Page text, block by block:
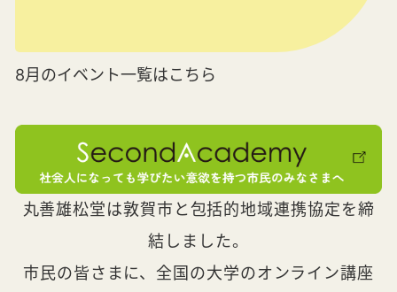
8月のイベント一覧はこちら
丸善雄松堂は敦賀市と包括的地域連携協定を締
結しました。
市民の皆さまに、全国の大学のオンライン講座